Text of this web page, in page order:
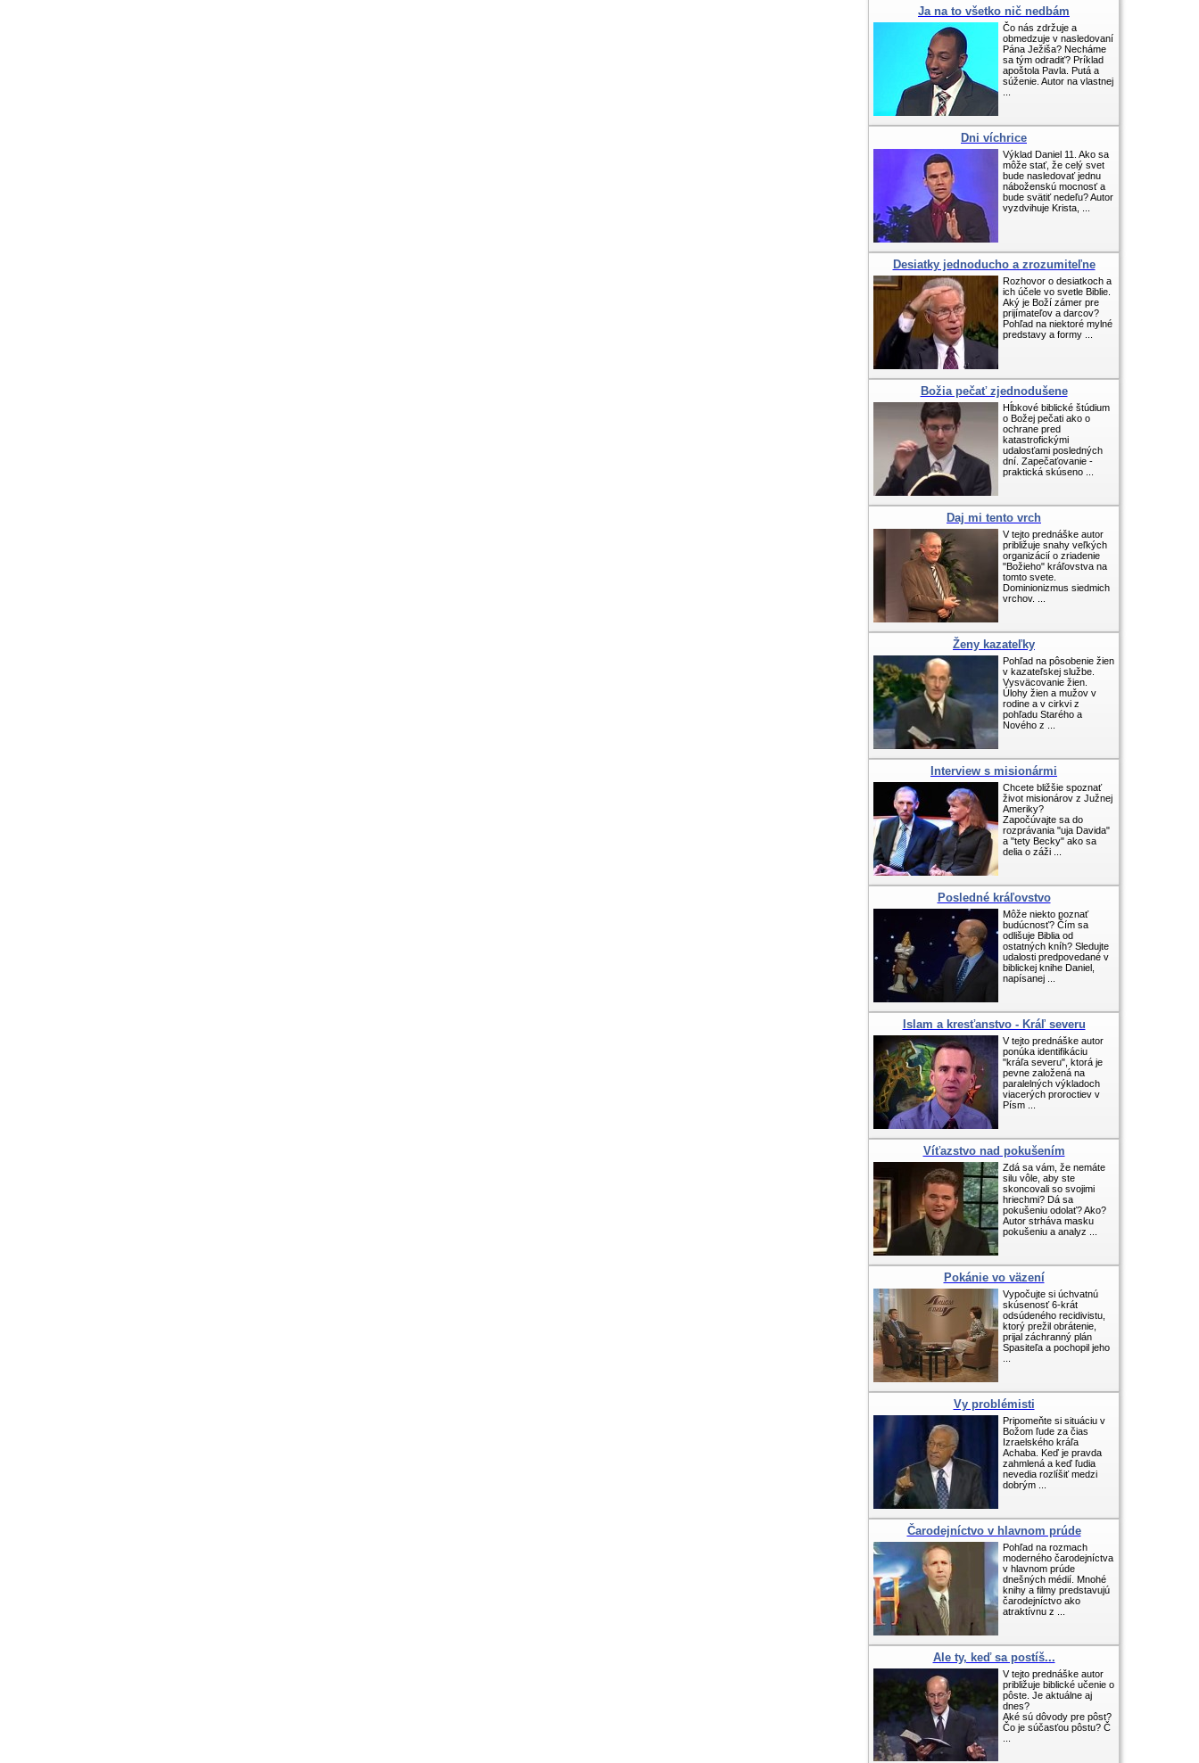
Ja na to všetko nič nedbám
Čo nás zdržuje a
obmedzuje v nasledovaní
Pána Ježiša? Necháme
sa tým odradiť? Príklad
apoštola Pavla. Putá a
súženie. Autor na vlastnej
Dni víchrice
Výklad Daniel 11. Ako sa
môže stať, že celý svet
bude nasledovať jednu
náboženskú mocnosť a
bude svätiť nedeľu? Autor
vyzdvihuje Krista, ...
Desiatky jednoducho a zrozumiteľne
Rozhovor o desiatkoch a
ich účele vo svetle Biblie.
Aký je Boží zámer pre
prijímateľov a darcov?
Pohľad na niektoré mylné
predstavy a formy ...
Božia pečať zjednodušene
Hĺbkové biblické štúdium
o Božej pečati ako o
ochrane pred
katastrofickými
udalosťami posledných
dní. Zapečaťovanie -
praktická skúseno ...
Daj mi tento vrch
V tejto prednáške autor
približuje snahy veľkých
organizácií o zriadenie
"Božieho" kráľovstva na
tomto svete.
Dominionizmus siedmich
vrchov. ...
Ženy kazateľky
Pohľad na pôsobenie žien
v kazateľskej službe.
Vysväcovanie žien.
Úlohy žien a mužov v
rodine a v cirkvi z
pohľadu Starého a
Nového z ...
Interview s misionármi
Chcete bližšie spoznať
život misionárov z Južnej
Ameriky?
Započúvajte sa do
rozprávania "uja Davida"
a "tety Becky" ako sa
delia o záži ...
Posledné kráľovstvo
Môže niekto poznať
budúcnosť? Čím sa
odlišuje Biblia od
ostatných kníh? Sledujte
udalosti predpovedané v
biblickej knihe Daniel,
napísanej ...
Islam a kresťanstvo - Kráľ severu
V tejto prednáške autor
ponúka identifikáciu
"kráľa severu", ktorá je
pevne založená na
paralelných výkladoch
viacerých proroctiev v
Písm ...
Víťazstvo nad pokušením
Zdá sa vám, že nemáte
silu vôle, aby ste
skoncovali so svojimi
hriechmi? Dá sa
pokušeniu odolať? Ako?
Autor strháva masku
pokušeniu a analyz ...
Pokánie vo väzení
Vypočujte si úchvatnú
skúsenosť 6-krát
odsúdeného recidivistu,
ktorý prežil obrátenie,
prijal záchranný plán
Spasiteľa a pochopil jeho
Vy problémisti
Pripomeňte si situáciu v
Božom ľude za čias
Izraelského kráľa
Achaba. Keď je pravda
zahmlená a keď ľudia
nevedia rozlíšiť medzi
dobrým ...
Čarodejníctvo v hlavnom prúde
Pohľad na rozmach
moderného čarodejníctva
v hlavnom prúde
dnešných médií. Mnohé
knihy a filmy predstavujú
čarodejníctvo ako
atraktívnu z ...
Ale ty, keď sa postíš...
V tejto prednáške autor
približuje biblické učenie o
pôste. Je aktuálne aj
dnes?
Aké sú dôvody pre pôst?
Čo je súčasťou pôstu? Č